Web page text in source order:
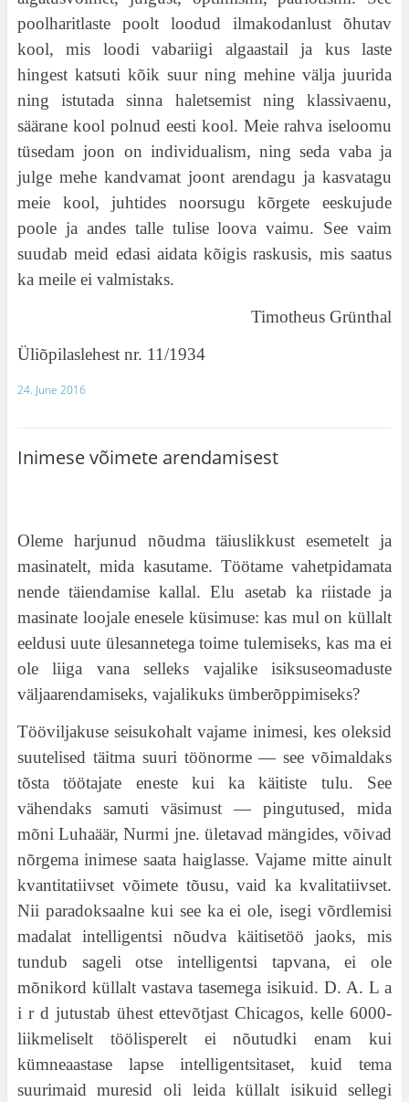
poolharitlaste poolt loodud ilmakodanlust õhutav
kool, mis loodi vabariigi algaastail ja kus laste
hingest katsuti kõik suur ning mehine välja juurida
ning istutada sinna haletsemist ning klassivaenu,
säärane kool polnud eesti kool. Meie rahva iseloomu
tüsedam joon on individualism, ning seda vaba ja
julge mehe kandvamat joont arendagu ja kasvatagu
meie kool, juhtides noorsugu kõrgete eeskujude
poole ja andes talle tulise loova vaimu. See vaim
suudab meid edasi aidata kõigis raskusis, mis saatus
ka meile ei valmistaks.
Timotheus Grünthal
Üliõpilaslehest nr. 11/1934
24. June 2016
Inimese võimete arendamisest
Oleme harjunud nõudma täiuslikkust esemetelt ja
masinatelt, mida kasutame. Töötame vahetpidamata
nende täiendamise kallal. Elu asetab ka riistade ja
masinate loojale enesele küsimuse: kas mul on küllalt
eeldusi uute ülesannetega toime tulemiseks, kas ma ei
ole liiga vana selleks vajalike isiksuseomaduste
väljaarendamiseks, vajalikuks ümberõppimiseks?
Tööviljakuse seisukohalt vajame inimesi, kes oleksid
suutelised täitma suuri töönorme — see võimaldaks
tõsta töötajate eneste kui ka käitiste tulu. See
vähendaks samuti väsimust — pingutused, mida
mõni Luhaäär, Nurmi jne. ületavad mängides, võivad
nõrgema inimese saata haiglasse. Vajame mitte ainult
kvantitatiivset võimete tõusu, vaid ka kvalitatiivset.
Nii paradoksaalne kui see ka ei ole, isegi võrdlemisi
madalat intelligentsi nõudva käitisetöö jaoks, mis
tundub sageli otse intelligentsi tapvana, ei ole
mõnikord küllalt vastava tasemega isikuid. D. A. L a
i r d jutustab ühest ettevõtjast Chicagos, kelle 6000-
liikmeliselt töölisperelt ei nõutudki enam kui
kümneaastase lapse intelligentsitaset, kuid tema
suurimaid muresid oli leida küllalt isikuid sellegi